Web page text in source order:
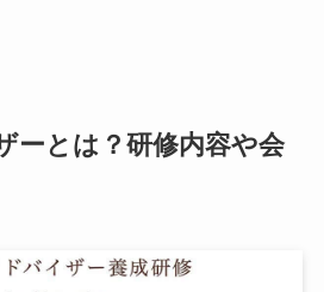
ーとは？研修内容や会